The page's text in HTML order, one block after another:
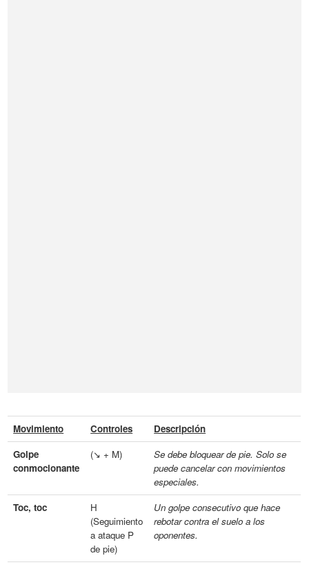
Movimiento Controles
Descripción
Golpe
conmocionante
(↘ + M)
Se debe bloquear de pie. Solo se
puede cancelar con movimientos
especiales.
Toc, toc
H
(Seguimiento
a ataque P
de pie)
Un golpe consecutivo que hace
rebotar contra el suelo a los
oponentes.